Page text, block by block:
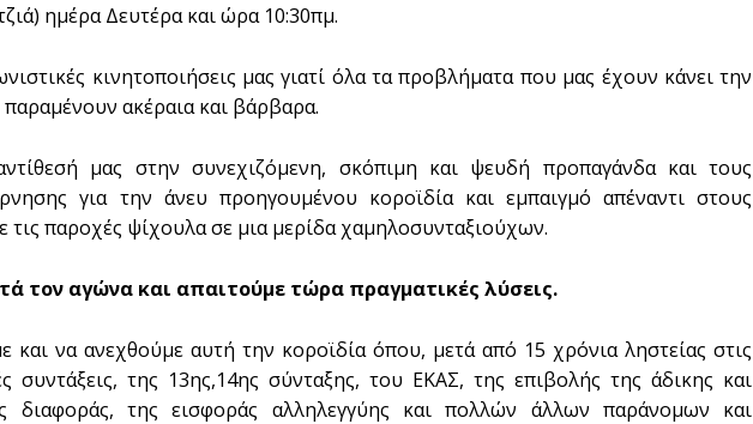
ημέρα Δευτέρα και ώρα 10:30πμ.
κινητοποιήσεις μας γιατί όλα τα προβλήματα που μας έχουν κάνει την
ακέραια και βάρβαρα.
μας στην συνεχιζόμενη, σκόπιμη και ψευδή προπαγάνδα και τους
για την άνευ προηγουμένου κοροϊδία και εμπαιγμό απέναντι στους
τις παροχές ψίχουλα σε μια μερίδα χαμηλοσυνταξιούχων.
τον αγώνα και απαιτούμε τώρα πραγματικές λύσεις.
και να ανεχθούμε αυτή την κοροϊδία όπου, μετά από 15 χρόνια ληστείας στις
συντάξεις, της 13ης,14ης σύνταξης, του ΕΚΑΣ, της επιβολής της άδικης και
διαφοράς, της εισφοράς αλληλεγγύης και πολλών άλλων παράνομων και